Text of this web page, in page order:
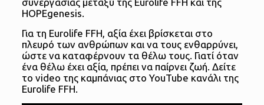
HOPEgenesis.
Για τη Eurolife FFH, αξία έχει βρίσκεται στο
πλευρό των ανθρώπων και να τους ενθαρρύνει,
ώστε να καταφέρνουν τα θέλω τους. Γιατί όταν
ένα θέλω έχει αξία, πρέπει να παίρνει ζωή. Δείτε
το video της καμπάνιας στο YouTube κανάλι της
Eurolife FFH.